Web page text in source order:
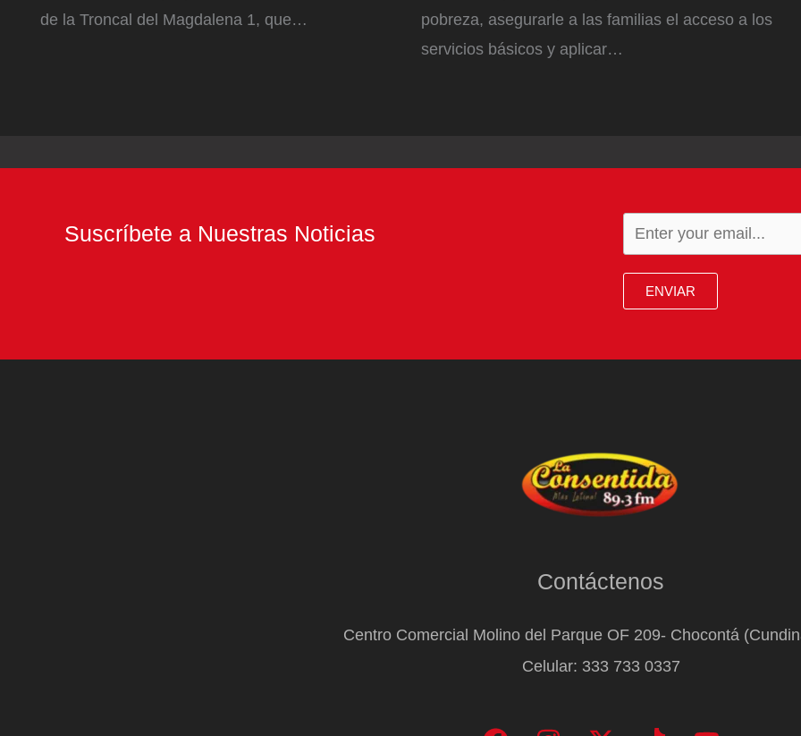
de la Troncal del Magdalena 1, que…
pobreza, asegurarle a las familias el acceso a los
servicios básicos y aplicar…
Suscríbete a Nuestras Noticias
ENVIAR
Contáctenos
Centro Comercial Molino del Parque OF 209- Chocontá
Celular: 333 733 0337